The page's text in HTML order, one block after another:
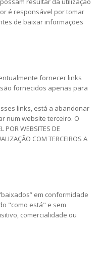
é responsável por tomar
de baixar informações
fornecer links
fornecidos apenas para
links, está a abandonar
num website terceiro. O
POR WEBSITES DE
COM TERCEIROS A
em conformidade
"como está" e sem
comercialidade ou